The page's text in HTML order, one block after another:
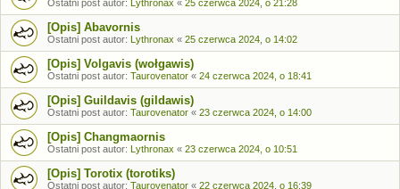
Ostatni post autor: Lythronax « 25 czerwca 2024, o 21:28
[Opis] Abavornis
Ostatni post autor: Lythronax « 25 czerwca 2024, o 14:02
[Opis] Volgavis (wołgawis)
Ostatni post autor: Taurovenator « 24 czerwca 2024, o 18:41
[Opis] Guildavis (gildawis)
Ostatni post autor: Taurovenator « 23 czerwca 2024, o 14:00
[Opis] Changmaornis
Ostatni post autor: Lythronax « 23 czerwca 2024, o 10:51
[Opis] Torotix (torotiks)
Ostatni post autor: Taurovenator « 22 czerwca 2024, o 16:39